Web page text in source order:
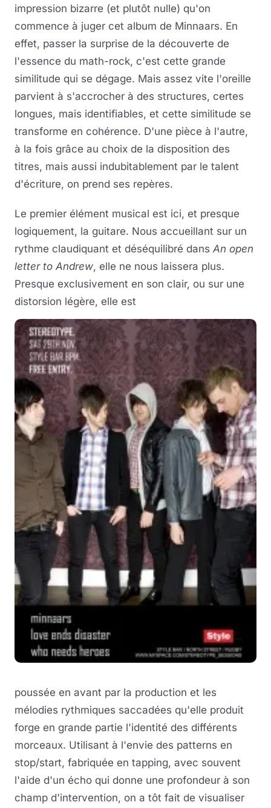
impression bizarre (et plutôt nulle) qu'on
commence à juger cet album de Minnaars. En
effet, passer la surprise de la découverte de
l'essence du math-rock, c'est cette grande
similitude qui se dégage. Mais assez vite l'oreille
parvient à s'accrocher à des structures, certes
longues, mais identifiables, et cette similitude se
transforme en cohérence. D'une pièce à l'autre,
à la fois grâce au choix de la disposition des
titres, mais aussi indubitablement par le talent
d'écriture, on prend ses repères.
Le premier élément musical est ici, et presque
logiquement, la guitare. Nous accueillant sur un
rythme claudiquant et déséquilibré dans An open
letter to Andrew, elle ne nous laissera plus.
Presque exclusivement en son clair, ou sur une
distorsion légère, elle est
poussée en avant par la production et les
mélodies rythmiques saccadées qu'elle produit
forge en grande partie l'identité des différents
morceaux. Utilisant à l'envie des patterns en
stop/start, fabriquée en tapping, avec souvent
l'aide d'un écho qui donne une profondeur à son
champ d'intervention, on a tôt fait de visualiser